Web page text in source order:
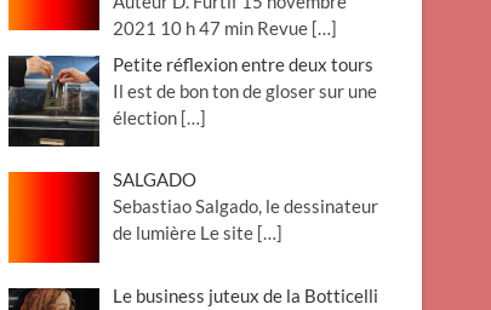
2021 10 h 47 min Revue […]
Petite réflexion entre deux tours
Il est de bon ton de gloser sur une
élection […]
SALGADO
Sebastiao Salgado, le dessinateur
de lumière Le site […]
Le business juteux de la Botticelli